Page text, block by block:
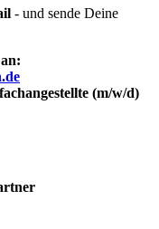
- und sende Deine
(m/w/d)